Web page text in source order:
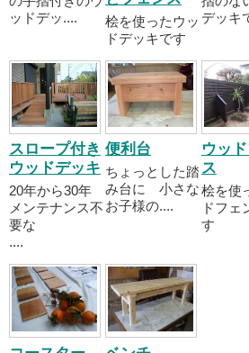
ッドデッ....
桧を使ったウッ
ドデッキです
デッキ
スロープ付き
ウッドデッキ
20年から30年
メンテナンス不
要な
....
便利台
ちょっとした踏
み台に 小さな
お子様の....
ウッ
ス
桧を使
ドフェ
す